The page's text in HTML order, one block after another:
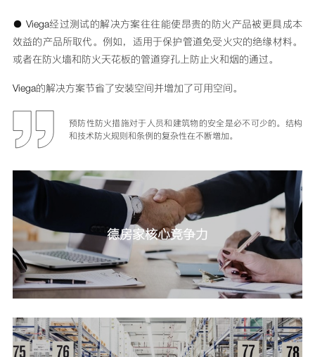
● Viega经过测试的解决方案往往能使昂贵的防火产品被更具成本
效益的产品所取代。例如，适用于保护管道免受火灾的绝缘材料。
或者在防火墙和防火天花板的管道穿孔上防止火和烟的通过。
Viega的解决方案节省了安装空间并增加了可用空间。
预防性防火措施对于人员和建筑物的安全是必不可少的。结构
和技术防火规则和条例的复杂性在不断增加。
德房家核心竞争力